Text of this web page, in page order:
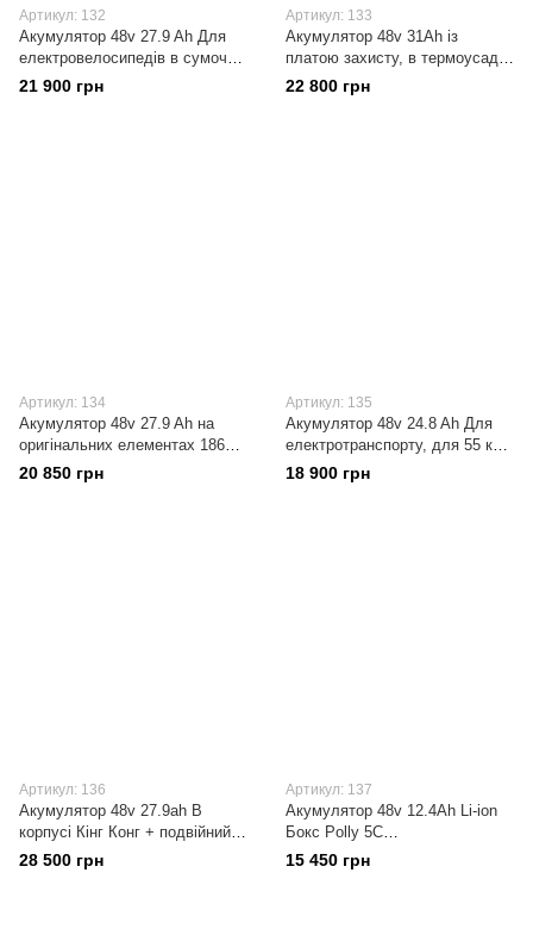
Артикул: 132
Акумулятор 48v 27.9 Ah Для
електровелосипедів в сумочці
на багажник з Dally BMS 20A ,
на елементах Panasonic
21 900 грн
Артикул: 133
Акумулятор 48v 31Ah із
платою захисту, в термоусадці
на елементах 18650
Panasonic/Samsung
22 800 грн
Артикул: 134
Акумулятор 48v 27.9 Ah на
оригінальних елементах 18650
Panasonic/Samsung 13s9p(117
елементи) ,Dally BMS
20 850 грн
Артикул: 135
Акумулятор 48v 24.8 Ah Для
електротранспорту, для 55 км
пробігу з платою захисту,
конфігурація 13s8p
18 900 грн
Артикул: 136
Акумулятор 48v 27.9ah В
корпусі Кінг Конг + подвійний
багажник, Samsung|Panasonic,
Український виробник
28 500 грн
Артикул: 137
Акумулятор 48v 12.4Ah Li-ion
Бокс Polly 5C
Samsung/Panasonic З платою
захисту BMS 20A
15 450 грн